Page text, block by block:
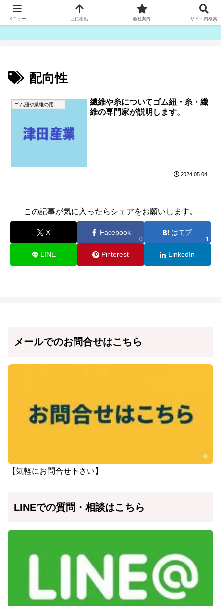
ゴム紐・平ゴム製造販売は津田産業直販部です
配向性
繊維や糸についてゴム紐・糸・繊
維の専門家が説明します。
2024.05.04
この記事が気に入ったらシェアをお願いします。
X Facebook
0
はてブ
1
LINE Pinterest LinkedIn
メールでのお問合せはこちら
【気軽にお問合せ下さい】
LINEでの質問・相談はこちら
メニュー 上に移動 会社案内 サイト内検索